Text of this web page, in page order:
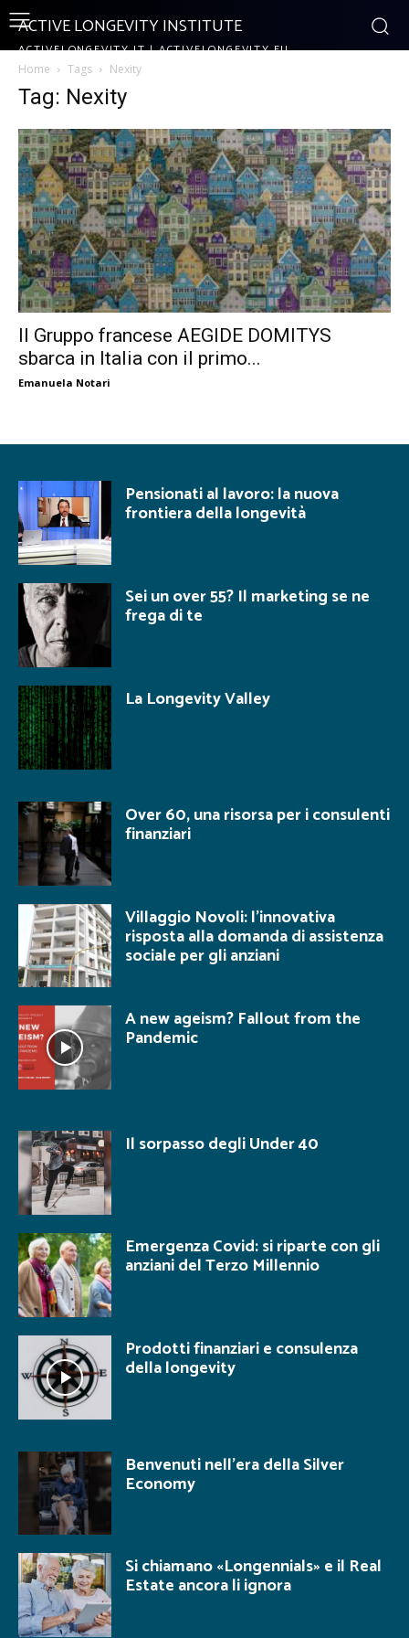
ACTIVE LONGEVITY INSTITUTE
ACTIVELONGEVITY.IT | ACTIVELONGEVITY.EU
Home Tags Nexity
Tag: Nexity
Il Gruppo francese AEGIDE DOMITYS
sbarca in Italia con il primo...
Emanuela Notari
Pensionati al lavoro: la nuova
frontiera della longevità
Sei un over 55? Il marketing se ne
frega di te
La Longevity Valley
Over 60, una risorsa per i consulenti
finanziari
Villaggio Novoli: l’innovativa
risposta alla domanda di assistenza
sociale per gli anziani
A new ageism? Fallout from the
Pandemic
Il sorpasso degli Under 40
Emergenza Covid: si riparte con gli
anziani del Terzo Millennio
Prodotti finanziari e consulenza
della longevity
Benvenuti nell’era della Silver
Economy
Si chiamano «Longennials» e il Real
Estate ancora li ignora